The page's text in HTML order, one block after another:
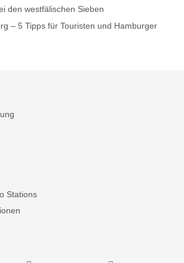
den westfälischen Sieben
– 5 Tipps für Touristen und Hamburger
Stations